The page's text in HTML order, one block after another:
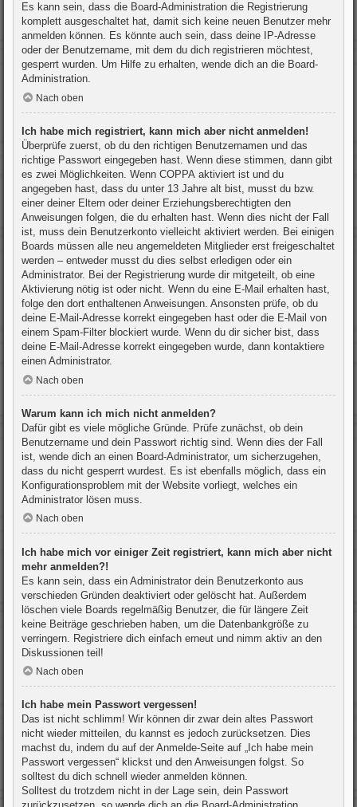
Es kann sein, dass die Board-Administration die Registrierung
komplett ausgeschaltet hat, damit sich keine neuen Benutzer mehr
anmelden können. Es könnte auch sein, dass deine IP-Adresse
oder der Benutzername, mit dem du dich registrieren möchtest,
gesperrt wurden. Um Hilfe zu erhalten, wende dich an die Board-
Administration.
Nach oben
Ich habe mich registriert, kann mich aber nicht anmelden!
Überprüfe zuerst, ob du den richtigen Benutzernamen und das
richtige Passwort eingegeben hast. Wenn diese stimmen, dann gibt
es zwei Möglichkeiten. Wenn COPPA aktiviert ist und du
angegeben hast, dass du unter 13 Jahre alt bist, musst du bzw.
einer deiner Eltern oder deiner Erziehungsberechtigten den
Anweisungen folgen, die du erhalten hast. Wenn dies nicht der Fall
ist, muss dein Benutzerkonto vielleicht aktiviert werden. Bei einigen
Boards müssen alle neu angemeldeten Mitglieder erst freigeschaltet
werden – entweder musst du dies selbst erledigen oder ein
Administrator. Bei der Registrierung wurde dir mitgeteilt, ob eine
Aktivierung nötig ist oder nicht. Wenn du eine E-Mail erhalten hast,
folge den dort enthaltenen Anweisungen. Ansonsten prüfe, ob du
deine E-Mail-Adresse korrekt eingegeben hast oder die E-Mail von
einem Spam-Filter blockiert wurde. Wenn du dir sicher bist, dass
deine E-Mail-Adresse korrekt eingegeben wurde, dann kontaktiere
einen Administrator.
Nach oben
Warum kann ich mich nicht anmelden?
Dafür gibt es viele mögliche Gründe. Prüfe zunächst, ob dein
Benutzername und dein Passwort richtig sind. Wenn dies der Fall
ist, wende dich an einen Board-Administrator, um sicherzugehen,
dass du nicht gesperrt wurdest. Es ist ebenfalls möglich, dass ein
Konfigurationsproblem mit der Website vorliegt, welches ein
Administrator lösen muss.
Nach oben
Ich habe mich vor einiger Zeit registriert, kann mich aber nicht
mehr anmelden?!
Es kann sein, dass ein Administrator dein Benutzerkonto aus
verschieden Gründen deaktiviert oder gelöscht hat. Außerdem
löschen viele Boards regelmäßig Benutzer, die für längere Zeit
keine Beiträge geschrieben haben, um die Datenbankgröße zu
verringern. Registriere dich einfach erneut und nimm aktiv an den
Diskussionen teil!
Nach oben
Ich habe mein Passwort vergessen!
Das ist nicht schlimm! Wir können dir zwar dein altes Passwort
nicht wieder mitteilen, du kannst es jedoch zurücksetzen. Dies
machst du, indem du auf der Anmelde-Seite auf „Ich habe mein
Passwort vergessen“ klickst und den Anweisungen folgst. So
solltest du dich schnell wieder anmelden können.
Solltest du trotzdem nicht in der Lage sein, dein Passwort